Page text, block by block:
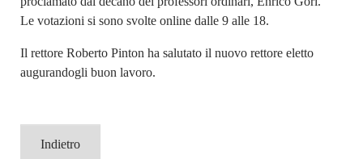
Le votazioni si sono svolte online dalle 9 alle 18.
Il rettore Roberto Pinton ha salutato il nuovo rettore eletto
augurandogli buon lavoro.
Indietro